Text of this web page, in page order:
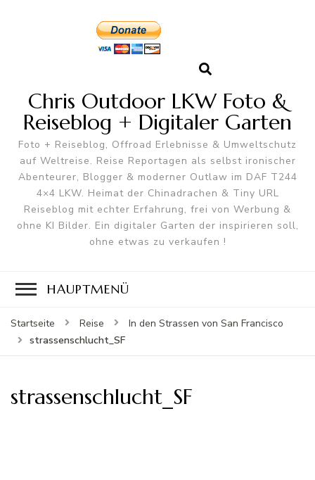
Chris Outdoor LKW Foto &
Reiseblog + Digitaler Garten
Foto + Reiseblog, Offroad Erlebnisse & Umweltschutz
auf Weltreise. Reise Reportagen als selbst ironischer
Abenteurer, Blogger & moderner Outlaw im DAF T244
4×4 LKW. Heimat der Chinadrachen & Tiny URL
Reiseblog mit echter Erfahrung, frei von Werbung &
ohne KI Bilder. Ein digitaler Garten der inspirieren soll,
ohne etwas zu verkaufen !
HAUPTMENÜ
Startseite Reise
In den Strassen von San Francisco
strassenschlucht_SF
strassenschlucht_SF